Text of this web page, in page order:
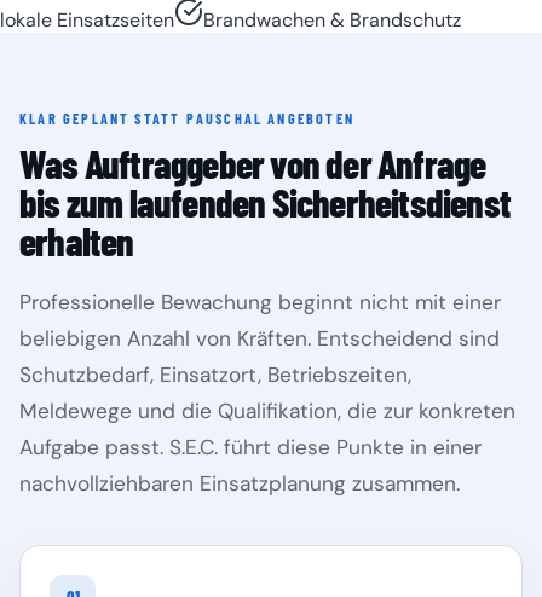
lokale Einsatzseiten
Brandwachen & Brandschutz
KLAR GEPLANT STATT PAUSCHAL ANGEBOTEN
Was Auftraggeber von der Anfrage
bis zum laufenden Sicherheitsdienst
erhalten
Professionelle Bewachung beginnt nicht mit einer
beliebigen Anzahl von Kräften. Entscheidend sind
Schutzbedarf, Einsatzort, Betriebszeiten,
Meldewege und die Qualifikation, die zur konkreten
Aufgabe passt. S.E.C. führt diese Punkte in einer
nachvollziehbaren Einsatzplanung zusammen.